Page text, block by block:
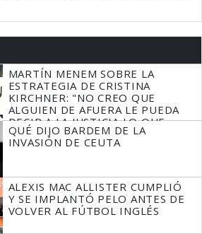
MARTÍN MENEM SOBRE LA
ESTRATEGIA DE CRISTINA
KIRCHNER: "NO CREO QUE
ALGUIEN DE AFUERA LE PUEDA
DECIR A LA JUSTICIA LO QUE
TIENE QUE HACER"
QUÉ DIJO BARDEM DE LA
INVASIÓN DE CEUTA
ALEXIS MAC ALLISTER CUMPLIÓ
Y SE IMPLANTÓ PELO ANTES DE
VOLVER AL FÚTBOL INGLÉS